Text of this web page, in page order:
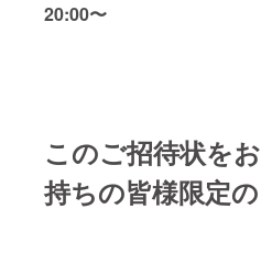
20:00〜
このご招待状をお
持ちの皆様限定の